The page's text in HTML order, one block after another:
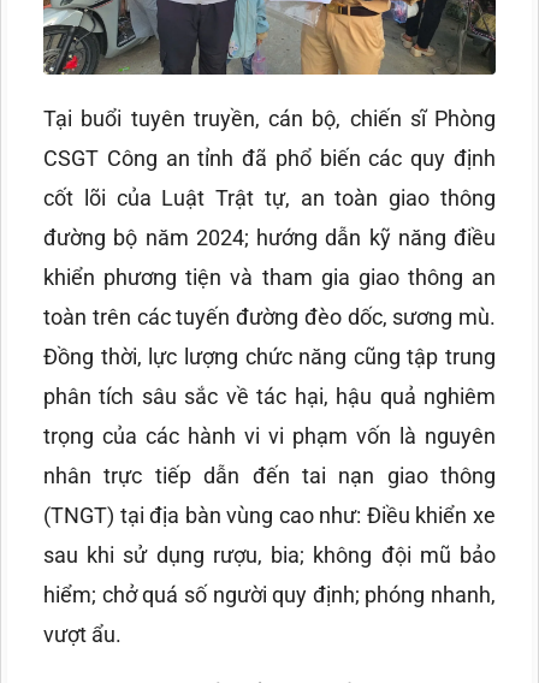
Tại buổi tuyên truyền, cán bộ, chiến sĩ Phòng
CSGT Công an tỉnh đã phổ biến các quy định
cốt lõi của Luật Trật tự, an toàn giao thông
đường bộ năm 2024; hướng dẫn kỹ năng điều
khiển phương tiện và tham gia giao thông an
toàn trên các tuyến đường đèo dốc, sương mù.
Đồng thời, lực lượng chức năng cũng tập trung
phân tích sâu sắc về tác hại, hậu quả nghiêm
trọng của các hành vi vi phạm vốn là nguyên
nhân trực tiếp dẫn đến tai nạn giao thông
(TNGT) tại địa bàn vùng cao như: Điều khiển xe
sau khi sử dụng rượu, bia; không đội mũ bảo
hiểm; chở quá số người quy định; phóng nhanh,
vượt ẩu.